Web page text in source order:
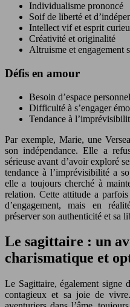
Individualisme prononcé
Soif de liberté et
Intellect vif et esprit
Créativité et originalité
Altruisme et engagement
Défis en amour
Besoin d’espace
Difficulté à s’engager
Tendance à
Par exemple, Marie, une
son indépendance. Elle a
sérieuse avant d’avoir exploré
tendance à l’imprévisibilité a
elle a toujours cherché à
relation. Cette attitude a
d’engagement, mais en
préserver son authenticité et sa
Le sagittaire : un
charismatique et
Le Sagittaire, également signe
contagieux et sa joie de